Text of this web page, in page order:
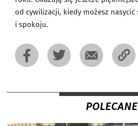
od cywilizacji, kiedy możesz nasycić
i spokoju.
POLECANE